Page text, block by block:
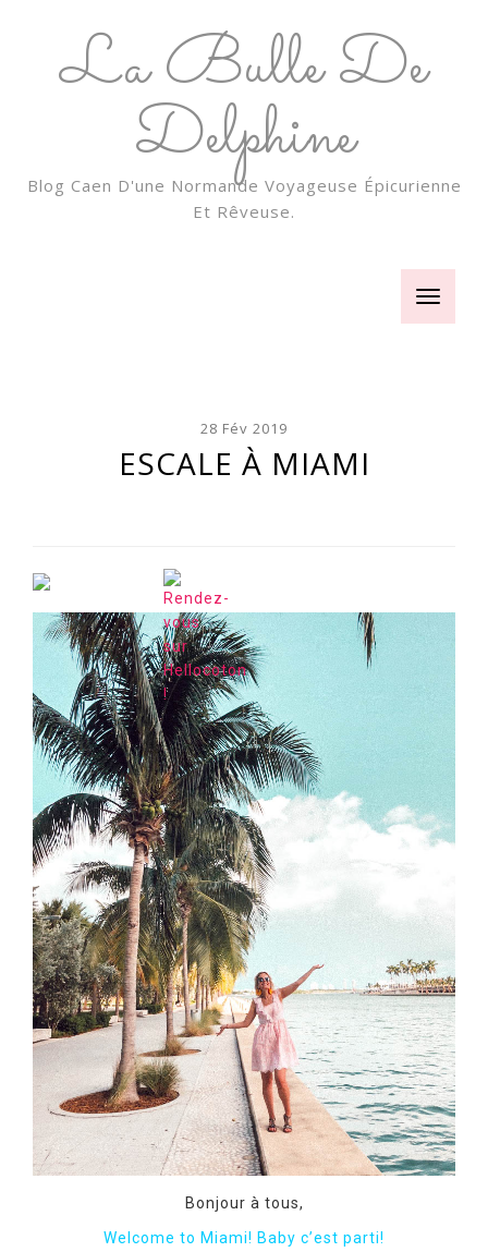
La Bulle De
Delphine
Blog Caen D'une Normande Voyageuse Épicurienne
Et Rêveuse.
Toggle
28 Fév 2019
ESCALE À MIAMI
Bonjour à tous,
Welcome to Miami! Baby c’est parti!